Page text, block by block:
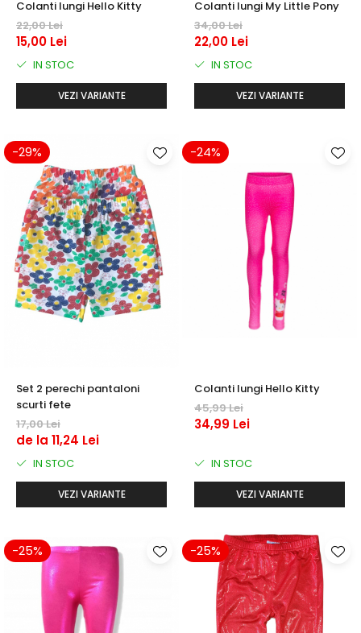
Colanti lungi Hello Kitty
22,00 Lei
15,00 Lei
IN STOC
VEZI VARIANTE
Colanti lungi My Little Pony
34,00 Lei
22,00 Lei
IN STOC
VEZI VARIANTE
-29%
Set 2 perechi pantaloni
scurti fete
17,00 Lei
de la 11,24 Lei
IN STOC
VEZI VARIANTE
-24%
Colanti lungi Hello Kitty
45,99 Lei
34,99 Lei
IN STOC
VEZI VARIANTE
-25% -25%